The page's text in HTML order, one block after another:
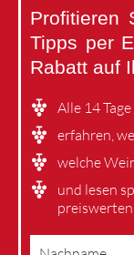
Profitieren
Tipps per
Rabatt auf
Alle 14
erfahren,
welche
und lesen